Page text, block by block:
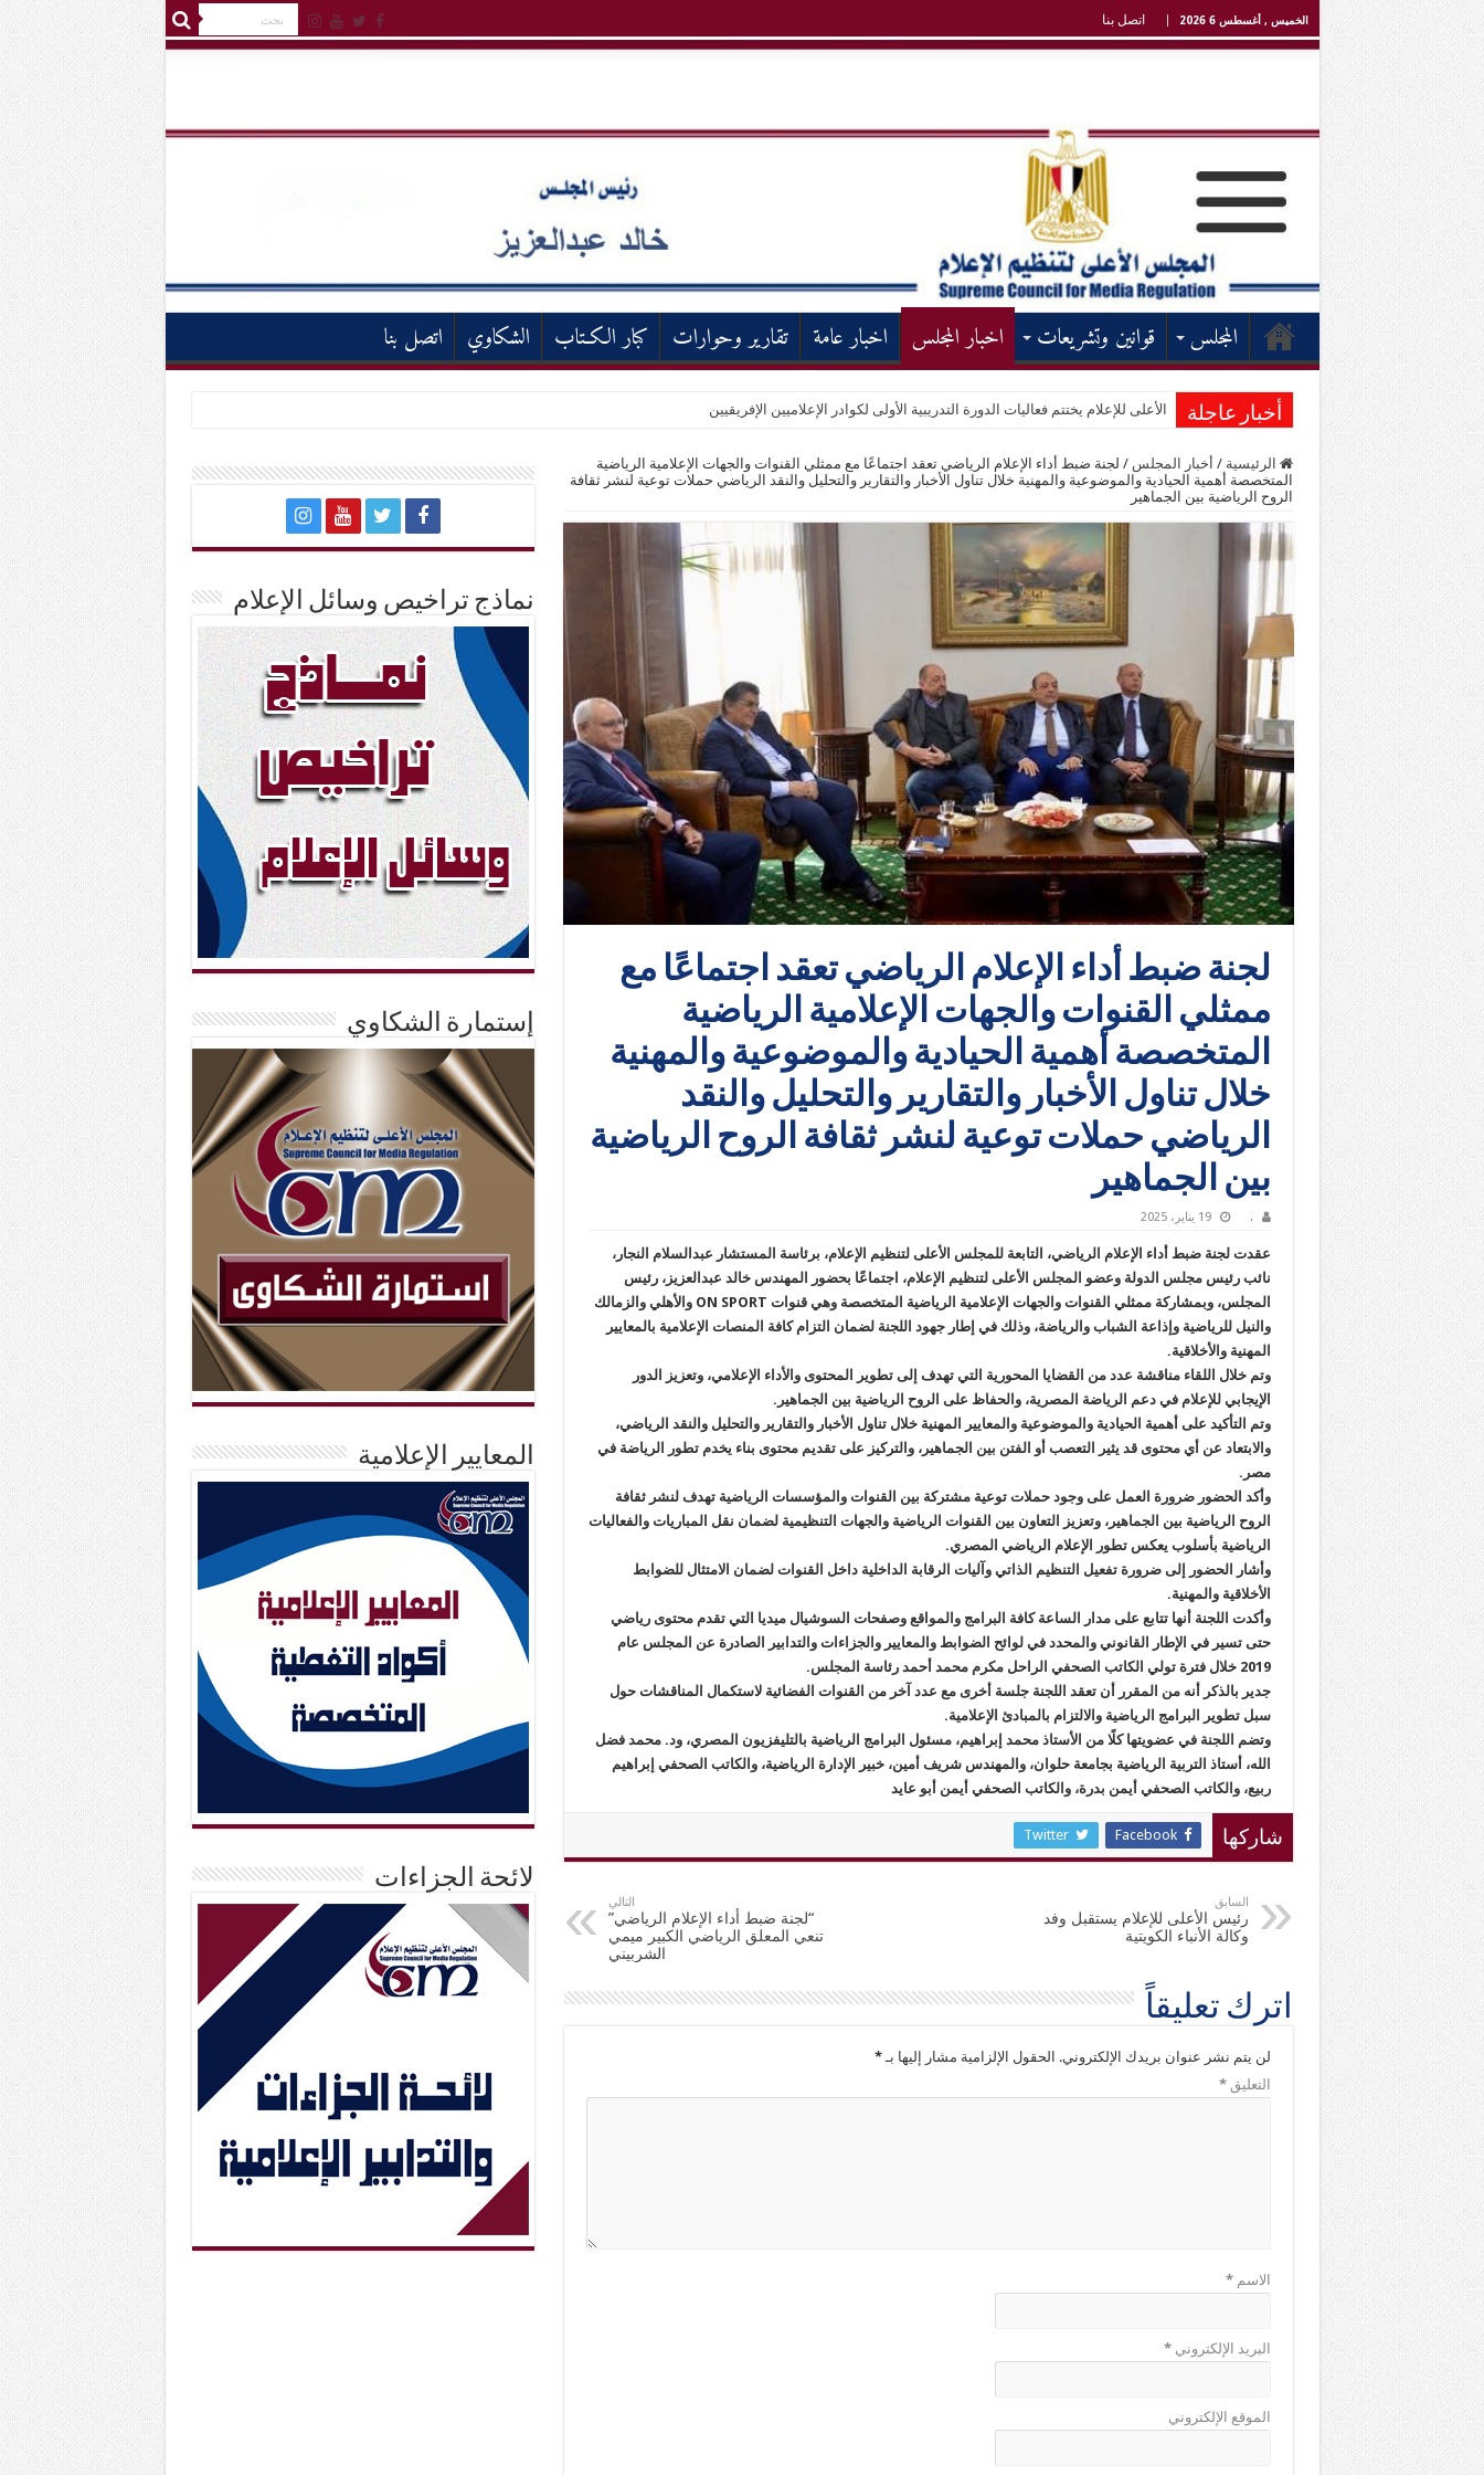
الخميس , أغسطس 6 2026 اتصل بنا
المجلس قوانين وتشريعات اخبار المجلس اخبار عامة تقارير وحوارات كبار الكـتاب الشكاوي اتصل بنا
أخبار عاجلة الأعلى للإعلام يختتم فعاليات الدورة التدريبية الأولى لكوادر الإعلاميين الإفريقيين
الرئيسية / أخبار المجلس / لجنة ضبط أداء الإعلام الرياضي تعقد اجتماعًا مع ممثلي القنوات والجهات الإعلامية الرياضية
المتخصصة أهمية الحيادية والموضوعية والمهنية خلال تناول الأخبار والتقارير والتحليل والنقد الرياضي حملات توعية لنشر ثقافة
الروح الرياضية بين الجماهير
لجنة ضبط أداء الإعلام الرياضي تعقد اجتماعًا مع
ممثلي القنوات والجهات الإعلامية الرياضية
المتخصصة أهمية الحيادية والموضوعية والمهنية
خلال تناول الأخبار والتقارير والتحليل والنقد
الرياضي حملات توعية لنشر ثقافة الروح الرياضية
بين الجماهير
. 19 يناير، 2025
عقدت لجنة ضبط أداء الإعلام الرياضي، التابعة للمجلس الأعلى لتنظيم الإعلام، برئاسة المستشار عبدالسلام النجار،
نائب رئيس مجلس الدولة وعضو المجلس الأعلى لتنظيم الإعلام، اجتماعًا بحضور المهندس خالد عبدالعزيز، رئيس
المجلس، وبمشاركة ممثلي القنوات والجهات الإعلامية الرياضية المتخصصة وهي قنوات ON SPORT والأهلي والزمالك
والنيل للرياضية وإذاعة الشباب والرياضة، وذلك في إطار جهود اللجنة لضمان التزام كافة المنصات الإعلامية بالمعايير
المهنية والأخلاقية.
وتم خلال اللقاء مناقشة عدد من القضايا المحورية التي تهدف إلى تطوير المحتوى والأداء الإعلامي، وتعزيز الدور
الإيجابي للإعلام في دعم الرياضة المصرية، والحفاظ على الروح الرياضية بين الجماهير.
وتم التأكيد على أهمية الحيادية والموضوعية والمعايير المهنية خلال تناول الأخبار والتقارير والتحليل والنقد الرياضي،
والابتعاد عن أي محتوى قد يثير التعصب أو الفتن بين الجماهير، والتركيز على تقديم محتوى بناء يخدم تطور الرياضة في
مصر.
وأكد الحضور ضرورة العمل على وجود حملات توعية مشتركة بين القنوات والمؤسسات الرياضية تهدف لنشر ثقافة
الروح الرياضية بين الجماهير، وتعزيز التعاون بين القنوات الرياضية والجهات التنظيمية لضمان نقل المباريات والفعاليات
الرياضية بأسلوب يعكس تطور الإعلام الرياضي المصري.
وأشار الحضور إلى ضرورة تفعيل التنظيم الذاتي وآليات الرقابة الداخلية داخل القنوات لضمان الامتثال للضوابط
الأخلاقية والمهنية.
وأكدت اللجنة أنها تتابع على مدار الساعة كافة البرامج والمواقع وصفحات السوشيال ميديا التي تقدم محتوى رياضي
حتى تسير في الإطار القانوني والمحدد في لوائح الضوابط والمعايير والجزاءات والتدابير الصادرة عن المجلس عام
2019 خلال فترة تولي الكاتب الصحفي الراحل مكرم محمد أحمد رئاسة المجلس.
جدير بالذكر أنه من المقرر أن تعقد اللجنة جلسة أخرى مع عدد آخر من القنوات الفضائية لاستكمال المناقشات حول
سبل تطوير البرامج الرياضية والالتزام بالمبادئ الإعلامية.
وتضم اللجنة في عضويتها كلًا من الأستاذ محمد إبراهيم، مسئول البرامج الرياضية بالتليفزيون المصري، ود. محمد فضل
الله، أستاذ التربية الرياضية بجامعة حلوان، والمهندس شريف أمين، خبير الإدارة الرياضية، والكاتب الصحفي إبراهيم
ربيع، والكاتب الصحفي أيمن بدرة، والكاتب الصحفي أيمن أبو عايد
شاركها Facebook
Twitter
السابق
رئيس الأعلى للإعلام يستقبل وفد
وكالة الأنباء الكويتية
التالي
“لجنة ضبط أداء الإعلام الرياضي”
تنعي المعلق الرياضي الكبير ميمي
الشربيني
اترك تعليقاً
لن يتم نشر عنوان بريدك الإلكتروني. الحقول الإلزامية مشار إليها بـ*
التعليق*
الاسم*
البريد الإلكتروني*
الموقع الإلكتروني
نماذج تراخيص وسائل الإعلام
إستمارة الشكاوي
المعايير الإعلامية
لائحة الجزاءات